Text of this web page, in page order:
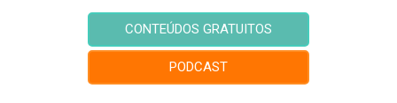
CONTEÚDOS GRATUITOS
PODCAST